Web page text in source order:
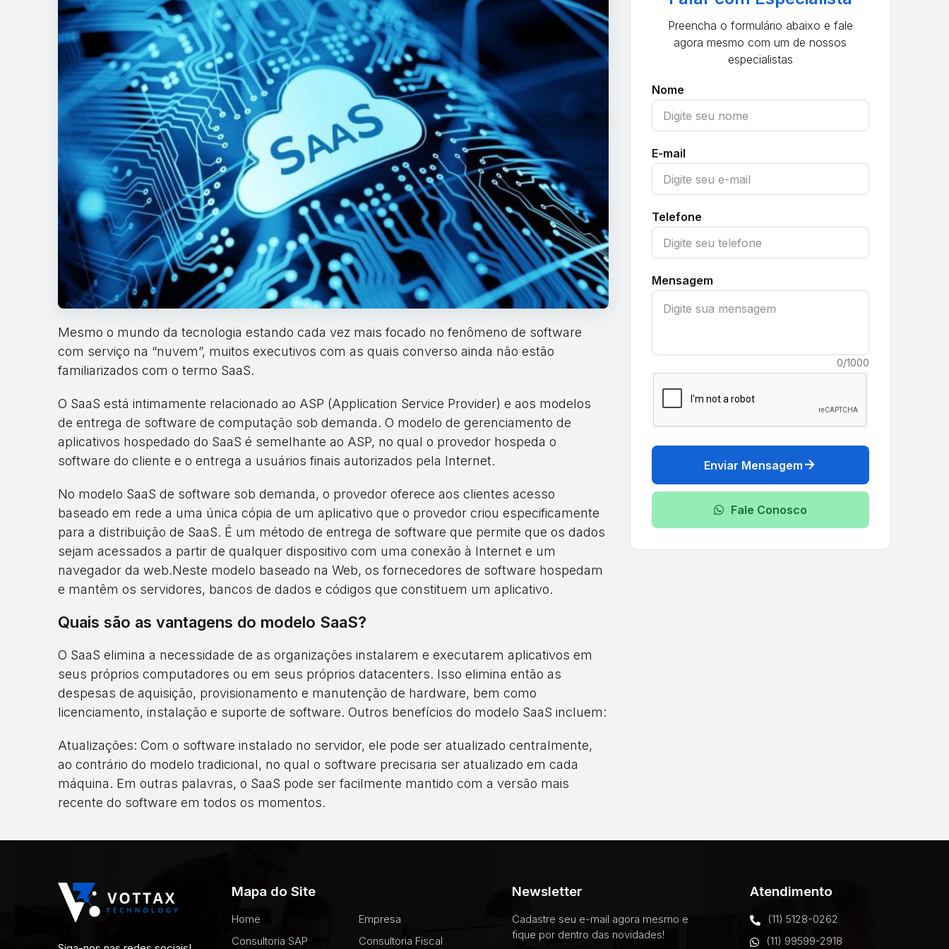
Mesmo o mundo da tecnologia estando cada vez mais focado no fenômeno de software
com serviço na “nuvem”, muitos executivos com as quais converso ainda não estão
familiarizados com o termo SaaS.
O SaaS está intimamente relacionado ao ASP (Application Service Provider) e aos modelos
de entrega de software de computação sob demanda. O modelo de gerenciamento de
aplicativos hospedado do SaaS é semelhante ao ASP, no qual o provedor hospeda o
software do cliente e o entrega a usuários finais autorizados pela Internet.
No modelo SaaS de software sob demanda, o provedor oferece aos clientes acesso
baseado em rede a uma única cópia de um aplicativo que o provedor criou especificamente
para a distribuição de SaaS. É um método de entrega de software que permite que os dados
sejam acessados a partir de qualquer dispositivo com uma conexão à Internet e um
navegador da web.Neste modelo baseado na Web, os fornecedores de software hospedam
e mantêm os servidores, bancos de dados e códigos que constituem um aplicativo.
Quais são as vantagens do modelo SaaS?
O SaaS elimina a necessidade de as organizações instalarem e executarem aplicativos em
seus próprios computadores ou em seus próprios datacenters. Isso elimina então as
despesas de aquisição, provisionamento e manutenção de hardware, bem como
licenciamento, instalação e suporte de software. Outros benefícios do modelo SaaS incluem:
Atualizações: Com o software instalado no servidor, ele pode ser atualizado centralmente,
ao contrário do modelo tradicional, no qual o software precisaria ser atualizado em cada
máquina. Em outras palavras, o SaaS pode ser facilmente mantido com a versão mais
recente do software em todos os momentos.
Preencha o formulário abaixo e fale
agora mesmo com um de nossos
especialistas
Nome
E-mail
Telefone
Mensagem
0/1000
Enviar Mensagem arrow_forward
Fale Conosco
Mapa do Site
Home
Empresa
Consultoria SAP
Consultoria Fiscal
Newsletter
Cadastre seu e-mail agora mesmo e
fique por dentro das novidades!
Atendimento
(11) 5128-0262
(11) 99599-2918